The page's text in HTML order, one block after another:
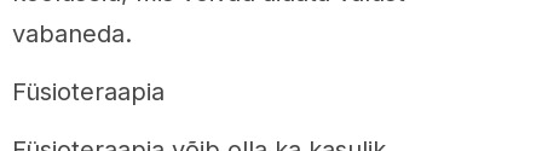
vabaneda.
Füsioteraapia